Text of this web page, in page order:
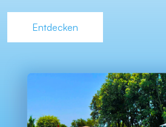
Entdecken